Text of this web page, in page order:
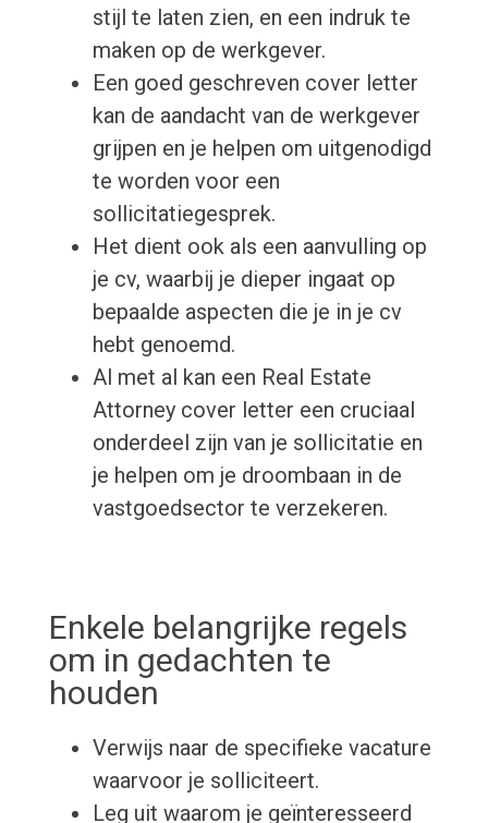
stijl te laten zien, en een indruk te
maken op de werkgever.
Een goed geschreven cover letter
kan de aandacht van de werkgever
grijpen en je helpen om uitgenodigd
te worden voor een
sollicitatiegesprek.
Het dient ook als een aanvulling op
je cv, waarbij je dieper ingaat op
bepaalde aspecten die je in je cv
hebt genoemd.
Al met al kan een Real Estate
Attorney cover letter een cruciaal
onderdeel zijn van je sollicitatie en
je helpen om je droombaan in de
vastgoedsector te verzekeren.
Enkele belangrijke regels
om in gedachten te
houden
Verwijs naar de specifieke vacature
waarvoor je solliciteert.
Leg uit waarom je geïnteresseerd